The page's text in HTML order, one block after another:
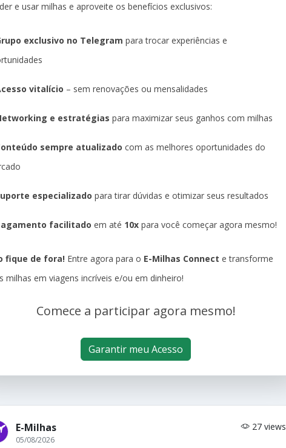
e usar milhas e aproveite os benefícios exclusivos:
exclusivo no Telegram para trocar experiências e
vitalício – sem renovações ou mensalidades
e estratégias para maximizar seus ganhos com milhas
sempre atualizado com as melhores oportunidades do
especializado para tirar dúvidas e otimizar seus resultados
facilitado em até 10x para você começar agora mesmo!
fique de fora! Entre agora para o E-Milhas Connect e transforme
milhas em viagens incríveis e/ou em dinheiro!
Comece a participar agora mesmo!
Garantir meu Acesso
E-Milhas 27 views
05/08/2026